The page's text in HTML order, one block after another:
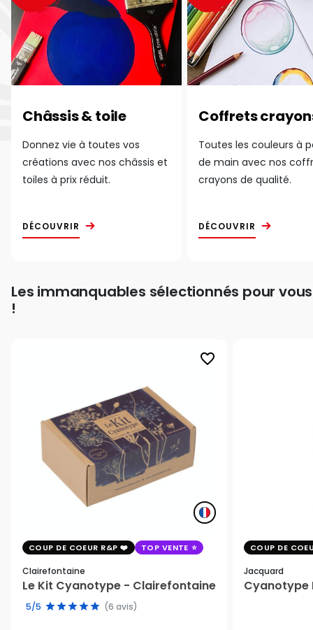
Châssis & toile
Donnez vie à toutes vos
créations avec nos châssis et
toiles à prix réduit.
DÉCOUVRIR
Coffrets
Toutes les couleurs à
de main avec nos
crayons de qualité.
DÉCOUVRIR
Les immanquables sélectionnés pour vous
!
favorite_border
COUP DE COEUR R&P TOP VENTE
Clairefontaine
Le Kit Cyanotype - Clairefontaine
5/5 (6 avis)
COUP DE
Jacquard
Cyanotype